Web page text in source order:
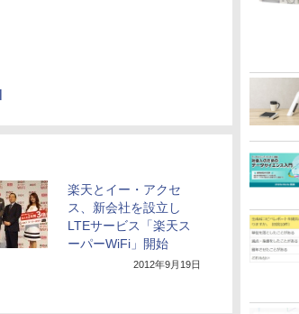
楽天とイー・アクセ
ス、新会社を設立し
LTEサービス「楽天ス
ーパーWiFi」開始
2012年9月19日